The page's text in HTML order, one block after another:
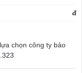
đ
chọn công ty bảo